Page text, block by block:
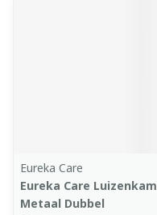
Eureka Care
Eureka Care Luizenkam
Metaal Dubbel